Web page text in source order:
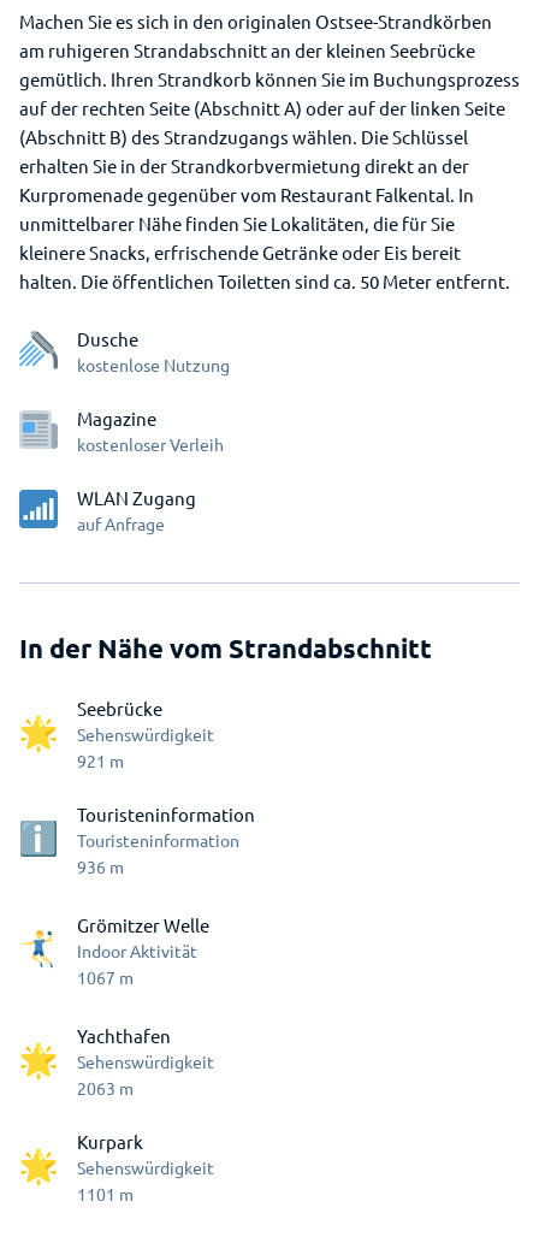
Machen Sie es sich in den originalen Ostsee-Strandkörben
am ruhigeren Strandabschnitt an der kleinen Seebrücke
gemütlich. Ihren Strandkorb können Sie im Buchungsprozess
auf der rechten Seite (Abschnitt A) oder auf der linken Seite
(Abschnitt B) des Strandzugangs wählen. Die Schlüssel
erhalten Sie in der Strandkorbvermietung direkt an der
Kurpromenade gegenüber vom Restaurant Falkental. In
unmittelbarer Nähe finden Sie Lokalitäten, die für Sie
kleinere Snacks, erfrischende Getränke oder Eis bereit
halten. Die öffentlichen Toiletten sind ca. 50 Meter entfernt.
Dusche
kostenlose Nutzung
Magazine
kostenloser Verleih
WLAN Zugang
auf Anfrage
In der Nähe vom Strandabschnitt
Seebrücke
Sehenswürdigkeit
921 m
Touristeninformation
Touristeninformation
936 m
Grömitzer Welle
Indoor Aktivität
1067 m
Yachthafen
Sehenswürdigkeit
2063 m
Kurpark
Sehenswürdigkeit
1101 m